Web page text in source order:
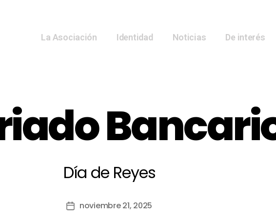
La Asociación Identidad Noticias De interés
Día de Reyes
noviembre 21, 2025